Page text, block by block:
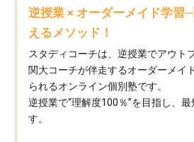
逆授業 × オーダーメイド学習
えるメソッド！
スタディコーチは、逆授業でアウト
関大コーチが伴走するオーダーメイ
られるオンライン個別塾です。
逆授業で“理解度100％”を目指し、
す。